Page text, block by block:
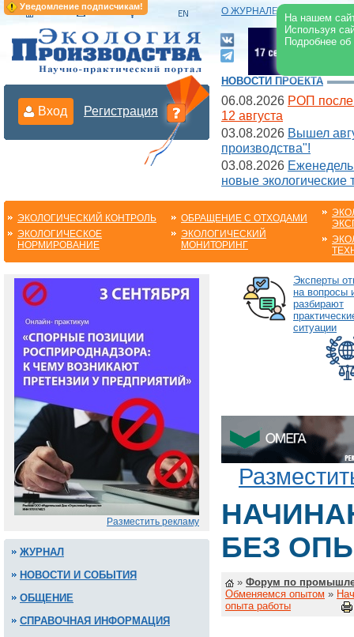
Уведомление подписчикам!
На нашем
Используя
Подробнее
О ЖУРНАЛЕ |
Вход Регистрация
НОВОСТИ ПРОЕКТА
06.08.2026 РОП после
12 августа
03.08.2026 Вышел
производства"!
03.08.2026
новые экологические
ЭКОЛОГИЧЕСКИЙ КОНТРОЛЬ
ЭКОЛОГИЧЕСКОЕ
НОРМИРОВАНИЕ
ОБРАЩЕНИЕ С ОТХОДАМИ
ЭКОЛОГИЧЕСКИЙ
МОНИТОРИНГ
Разместить рекламу
ЖУРНАЛ
НОВОСТИ И СОБЫТИЯ
ОБЩЕНИЕ
СПРАВОЧНАЯ ИНФОРМАЦИЯ
Эксперты
на вопросы
разбирают
ситуации
БЕЗ
» Форум по
Обменяемся опытом »
опыта работы